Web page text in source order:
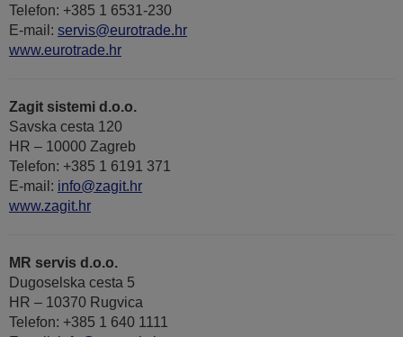
Telefon: +385 1 6531-230
E-mail: servis@eurotrade.hr
www.eurotrade.hr
Zagit sistemi d.o.o.
Savska cesta 120
HR – 10000 Zagreb
Telefon: +385 1 6191 371
E-mail: info@zagit.hr
www.zagit.hr
MR servis d.o.o.
Dugoselska cesta 5
HR – 10370 Rugvica
Telefon: +385 1 640 1111